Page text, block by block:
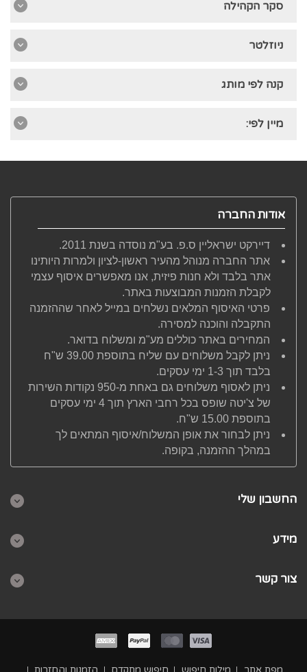
סקר הקהילה
ניוזלטר
קנה לפי מותג
מיין לפי:
אודות החברה
דיירקט ישראליין ס.פ. בע"מ נוסדה בשנת 2011.
אתר החברה מנוהל מהעיר ראשון-לציון ולמרות היותינו
אתר בלבד ולא חנות פיזית, אנו מאפשרים איסוף עצמי
לקבלת הזמנות המבוצעות באתר.
פרטי האיסוף המלאים נשלחים במייל לאחר שההזמנה
התקבלה והוכנה למסירה.
המחירים באתר כוללים מע"מ ומשלוח בדואר.
ניתן לקבל משלוחים עם שליח בתוספת 39.00 ש"ח
בלבד תוך 1-3 ימי עסקים.
ניתן לאסוף משלוחים גם באחת מ-950 נקודות השירות
של צ'יטה שופס בכל רחבי הארץ תוך 4 ימי עסקים
בתוספת 15.00 ש"ח.
ניתן לבחור את אופן המשלוח/איסוף המתאים לך
במהלך ההזמנה, בקופה.
החשבון שלי
מידע
צור קשר
מפת אתר מילות חיפוש חיפוש מתקדם הזמנות והחזרות